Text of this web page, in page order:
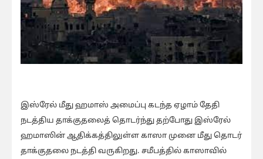
இஸ்ரேல் மீது ஹமாஸ் அமைப்பு கடந்த ஏழாம் தேதி
நடத்திய தாக்குதலைத் தொடர்ந்து தற்போது இஸ்ரேல்
ஹமாஸின் ஆதிக்கத்திலுள்ள காஸா முனை மீது தொடர்
தாக்குதலை நடத்தி வருகிறது. சமீபத்தில் காஸாவில்